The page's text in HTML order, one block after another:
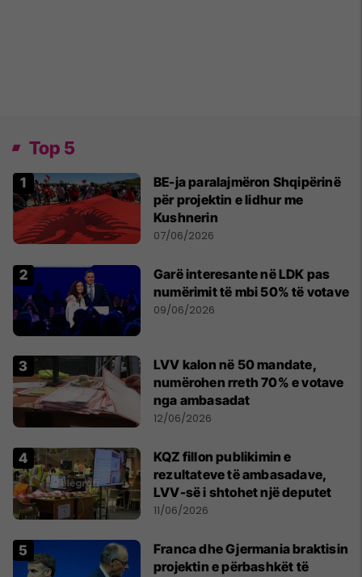
Top 5
BE-ja paralajmëron Shqipërinë
për projektin e lidhur me
Kushnerin
07/06/2026
Garë interesante në LDK pas
numërimit të mbi 50% të votave
09/06/2026
LVV kalon në 50 mandate,
numërohen rreth 70% e votave
nga ambasadat
12/06/2026
KQZ fillon publikimin e
rezultateve të ambasadave,
LVV-së i shtohet një deputet
11/06/2026
Franca dhe Gjermania braktisin
projektin e përbashkët të